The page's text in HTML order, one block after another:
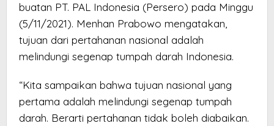
buatan PT. PAL Indonesia (Persero) pada Minggu
(5/11/2021). Menhan Prabowo mengatakan,
tujuan dari pertahanan nasional adalah
melindungi segenap tumpah darah Indonesia.
“Kita sampaikan bahwa tujuan nasional yang
pertama adalah melindungi segenap tumpah
darah. Berarti pertahanan tidak boleh diabaikan.